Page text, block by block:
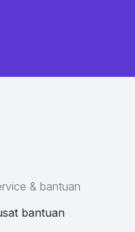
& bantuan
bantuan